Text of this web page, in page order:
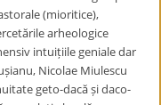
(mioritice),
arheologice
intuițiile geniale dar
Nicolae Miulescu
geto-dacă și daco-